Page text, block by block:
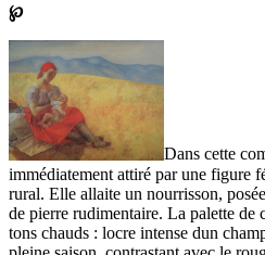
℘
Dans cette
immédiatement attiré par une figure
rural. Elle allaite un nourrisson,
de pierre rudimentaire. La palette de
tons chauds : locre intense dun